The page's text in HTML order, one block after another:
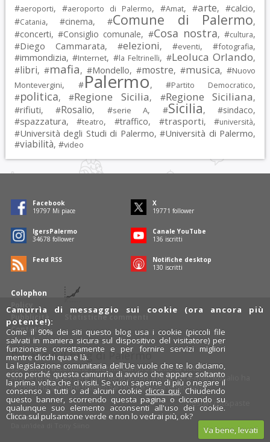
#aeroporti, #aeroporto di Palermo, #Amat, #arte, #calcio,
#Catania, #cinema, #Comune di Palermo,
#concerti, #Consiglio comunale, #Cosa nostra, #cultura,
#Diego Cammarata, #elezioni, #eventi, #fotografia,
#immondizia, #Internet, #la Feltrinelli, #Leoluca Orlando,
#libri, #mafia, #Mondello, #mostre, #musica, #Nuovo
Montevergini, #Palermo, #Partito Democratico,
#politica, #Regione Sicilia, #Regione Siciliana,
#rifiuti, #Rosalio, #serie A, #Sicilia, #sindaco,
#spazzatura, #teatro, #traffico, #trasporti, #università,
#Università degli Studi di Palermo, #Università di Palermo,
#viabilità, #video
Colophon
Policy
Pubblicità
Contatti
Statistiche commenti
Facebook
19797 Mi piace
X
19771 follower
IgersPalermo
34678 follower
Canale YouTube
136 iscritti
Feed RSS
Notifiche desktop
130 iscritti
Rosalio è il blog di Palermo
754 autoriraccontano Palermo dal loro punto di vista.
Anche tu puoi essere uno degli autori: inviaci un' e-mail. Rosalio ha
anche una sezionefotobloge una sezionevideoblog.
Designcut&paste
Rosalio.it
x
Instagram
Camurrìa di messaggio sui cookie (ora ancora più
potente!):
Come il 90% dei siti questo blog usa i cookie (piccoli file
salvati in maniera sicura sul dispositivo del visitatore) per
funzionare correttamente e per fornire servizi migliori
mentre clicchi qua e là.
La legislazione comunitaria dell'Ue vuole che te lo diciamo,
ecco perché questa camurrìa di avviso che appare soltanto
la prima volta che ci visiti. Se vuoi saperne di più o negare il
consenso a tutti o ad alcuni cookie clicca qui. Chiudendo
questo banner, scorrendo questa pagina o cliccando su
qualunque suo elemento acconsenti all'uso dei cookie.
Clicca sul pulsantone verde e non lo vedrai più, ok?
Va bene, levati